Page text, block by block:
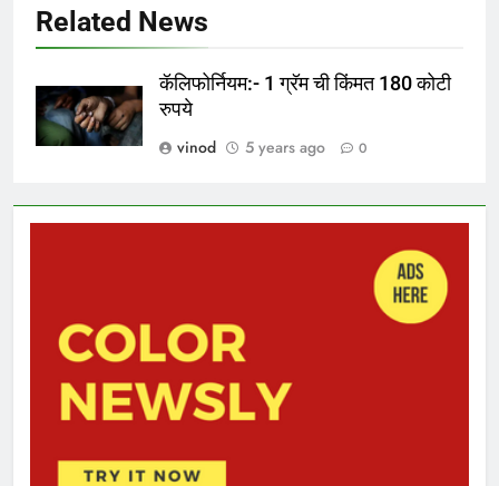
Related News
कॅलिफोर्नियम:- 1 ग्रॅम ची किंमत 180 कोटी
रुपये
vinod
5 years ago 0